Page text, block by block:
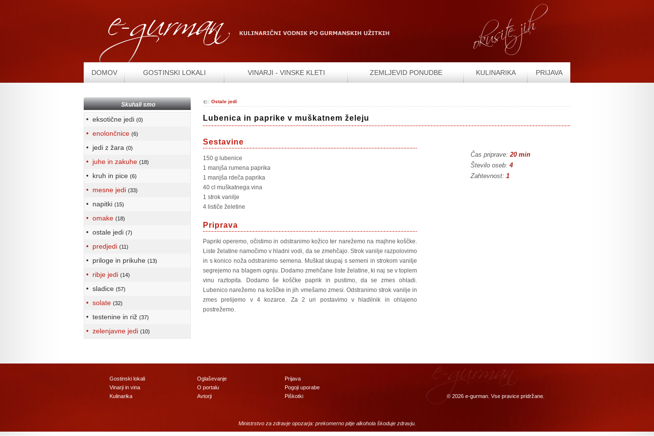
DOMOV GOSTINSKI LOKALI VINARJI - VINSKE KLETI ZEMLJEVID PONUDBE KULINARIKA PRIJAVA
Skuhali smo
• eksotične jedi (0)
• enolončnice (6)
• jedi z žara (0)
• juhe in zakuhe (18)
• kruh in pice (6)
• mesne jedi (33)
• napitki (15)
• omake (18)
• ostale jedi (7)
• predjedi (11)
• priloge in prikuhe (13)
• ribje jedi (14)
• sladice (57)
• solate (32)
• testenine in riž (37)
• zelenjavne jedi (10)
Ostale jedi
Lubenica in paprike v muškatnem želeju
Sestavine
150 g lubenice
1 manjša rumena paprika
1 manjša rdeča paprika
40 cl muškatnega vina
1 strok vanilje
4 lističe želetine
Priprava
Papriki operemo, očistimo in odstranimo kožico ter narežemo na majhne koščke.
Liste želatine namočimo v hladni vodi, da se zmehčajo. Strok vanilje razpolovimo
in s konico noža odstranimo semena. Muškat skupaj s semeni in strokom vanilje
segrejemo na blagem ognju. Dodamo zmehčane liste želatine, ki naj se v toplem
vinu raztopita. Dodamo še koščke paprik in pustimo, da se zmes ohladi.
Lubenico narežemo na koščke in jih vmešamo zmesi. Odstranimo strok vanilje in
zmes prelijemo v 4 kozarce. Za 2 uri postavimo v hladilnik in ohlajeno
postrežemo.
Čas priprave:20 min
Število oseb: 4
Zahtevnost: 1
Gostinski lokali
Vinarji in vina
Kulinarika
Oglaševanje
O portalu
Avtorji
Prijava
Pogoji uporabe
Piškotki
© 2026 e-gurman . Vse pravice pridržane.
Ministrstvo za zdravje opozarja: prekomerno pitje alkohola škoduje zdravju.